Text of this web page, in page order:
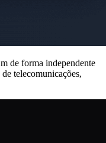
de forma independente
telecomunicações,